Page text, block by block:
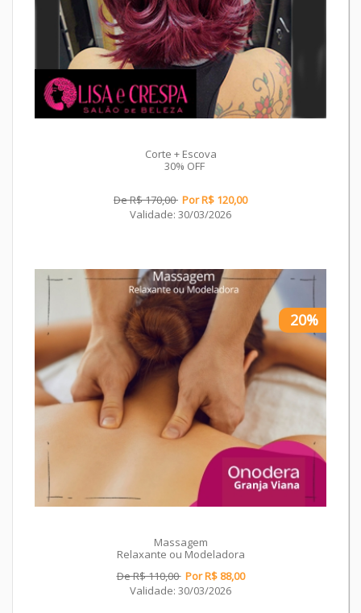
Corte + Escova
30% OFF
De R$ 170,00 Por R$ 120,00
Validade: 30/03/2026
20%
Massagem
Relaxante ou Modeladora
De R$ 110,00 Por R$ 88,00
Validade: 30/03/2026